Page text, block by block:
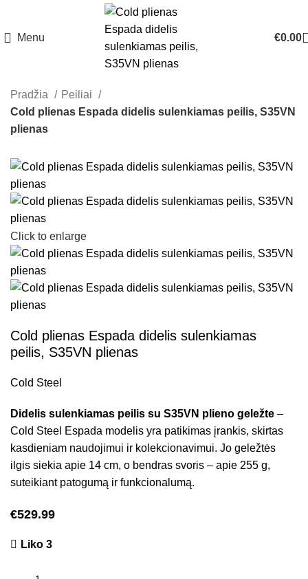
Menu €0.00
Pradžia
Peiliai
Cold plienas Espada didelis sulenkiamas peilis, S35VN
plienas
Click to enlarge
Cold plienas Espada didelis sulenkiamas
peilis, S35VN plienas
Cold Steel
Didelis sulenkiamas peilis su S35VN plieno geležte –
Cold Steel Espada modelis yra patikimas įrankis, skirtas
kasdieniam naudojimui ir kolekcionavimui. Jo geležtės
ilgis siekia apie 14 cm, o bendras svoris – apie 255 g,
suteikiant patogumą ir funkcionalumą.
€529.99
Liko 3